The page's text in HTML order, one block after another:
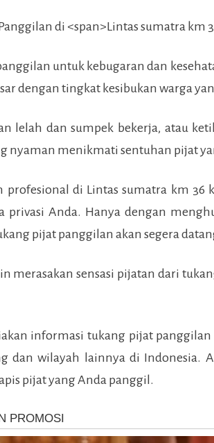
untuk kebugaran dan
dengan tingkat kesibukan warga
lelah dan sumpek bekerja, atau
nyaman menikmati sentuhan pijat
profesional di Lintas sumatra km 36
privasi Anda. Hanya dengan
pijat panggilan akan segera
merasakan sensasi pijatan dari
informasi tukang pijat
dan wilayah lainnya di Indonesia.
pijat yang Anda panggil.